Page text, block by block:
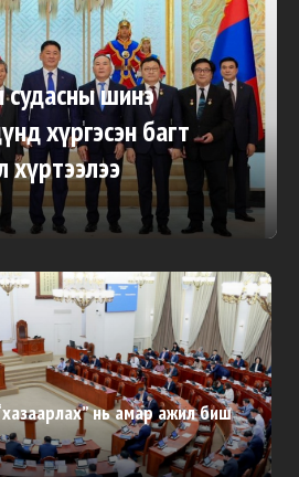
судасны шинэ
хүргэсэн багт
хүртээлээ
нь амар ажил биш